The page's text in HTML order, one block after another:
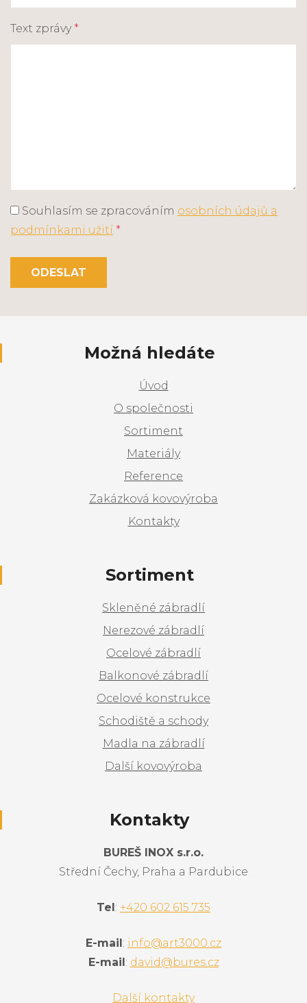
Text zprávy *
Souhlasím se zpracováním osobních údajů a
podmínkami užití *
ODESLAT
Možná hledáte
Úvod
O společnosti
Sortiment
Materiály
Reference
Zakázková kovovýroba
Kontakty
Sortiment
Skleněné zábradlí
Nerezové zábradlí
Ocelové zábradlí
Balkonové zábradlí
Ocelové konstrukce
Schodiště a schody
Madla na zábradlí
Další kovovýroba
Kontakty
BUREŠ INOX s.r.o.
Střední Čechy, Praha a Pardubice
Tel: +420 602 615 735
E-mail: info@art3000.cz
E-mail: david@bures.cz
Další kontakty